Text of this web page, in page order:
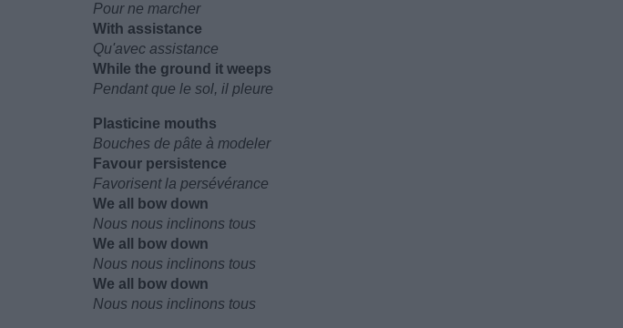
Pour ne marcher
With assistance
Qu'avec assistance
While the ground it weeps
Pendant que le sol, il pleure
Plasticine mouths
Bouches de pâte à modeler
Favour persistence
Favorisent la persévérance
We all bow down
Nous nous inclinons tous
We all bow down
Nous nous inclinons tous
We all bow down
Nous nous inclinons tous